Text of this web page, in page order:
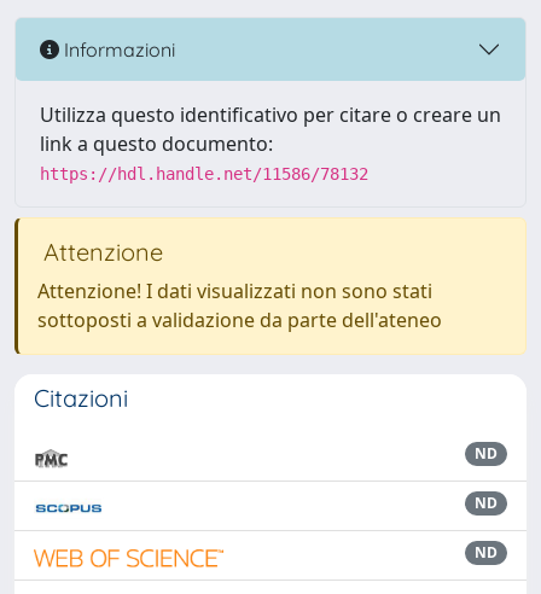
Informazioni
Utilizza questo identificativo per citare o creare un
link a questo documento:
https://hdl.handle.net/11586/78132
Attenzione
Attenzione! I dati visualizzati non sono stati
sottoposti a validazione da parte dell'ateneo
Citazioni
ND
ND
ND